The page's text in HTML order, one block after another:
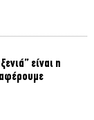
είναι η